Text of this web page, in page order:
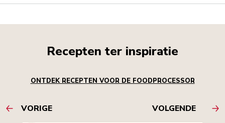
Recepten ter inspiratie
ONTDEK RECEPTEN VOOR DE FOODPROCESSOR
VORIGE VOLGENDE